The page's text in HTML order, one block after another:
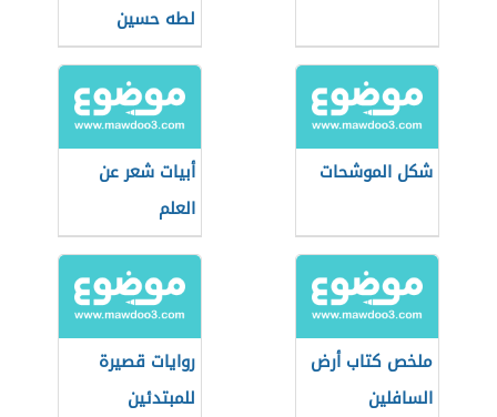
لطه حسين
شكل الموشحات
أبيات شعر عن
العلم
ملخص كتاب أرض
السافلين
روايات قصيرة
للمبتدئين